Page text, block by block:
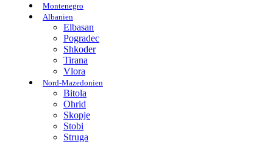
Montenegro
Albanien
Elbasan
Pogradec
Shkoder
Tirana
Vlora
Nord-Mazedonien
Bitola
Ohrid
Skopje
Stobi
Struga